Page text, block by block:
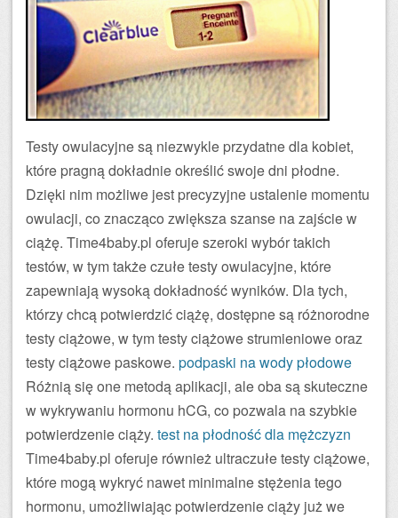
Testy owulacyjne są niezwykle przydatne dla kobiet,
które pragną dokładnie określić swoje dni płodne.
Dzięki nim możliwe jest precyzyjne ustalenie momentu
owulacji, co znacząco zwiększa szanse na zajście w
ciążę. Time4baby.pl oferuje szeroki wybór takich
testów, w tym także czułe testy owulacyjne, które
zapewniają wysoką dokładność wyników. Dla tych,
którzy chcą potwierdzić ciążę, dostępne są różnorodne
testy ciążowe, w tym testy ciążowe strumieniowe oraz
testy ciążowe paskowe. podpaski na wody płodowe
Różnią się one metodą aplikacji, ale oba są skuteczne
w wykrywaniu hormonu hCG, co pozwala na szybkie
potwierdzenie ciąży. test na płodność dla mężczyzn
Time4baby.pl oferuje również ultraczułe testy ciążowe,
które mogą wykryć nawet minimalne stężenia tego
hormonu, umożliwiając potwierdzenie ciąży już we